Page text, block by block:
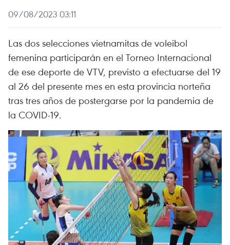
09/08/2023 03:11
Las dos selecciones vietnamitas de voleibol
femenina participarán en el Torneo Internacional
de ese deporte de VTV, previsto a efectuarse del 19
al 26 del presente mes en esta provincia norteña
tras tres años de postergarse por la pandemia de
la COVID-19.